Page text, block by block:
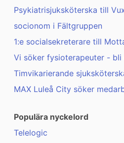
Psykiatrisjuksköterska till
socionom i Fältgruppen
1:e socialsekreterare till
Vi söker fysioterapeuter - bli
Timvikarierande
MAX Luleå City söker
Populära nyckelord
Telelogic